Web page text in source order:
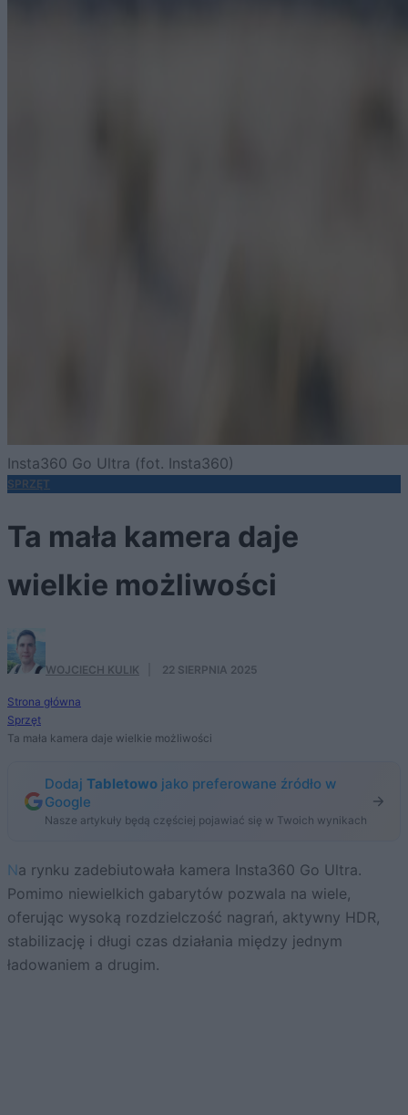
Insta360 Go Ultra (fot. Insta360)
SPRZĘT
Ta mała kamera daje
wielkie możliwości
WOJCIECH KULIK 22 SIERPNIA 2025
Strona główna
Sprzęt
Ta mała kamera daje wielkie możliwości
Dodaj Tabletowo jako preferowane źródło w
Google
Nasze artykuły będą częściej pojawiać się w Twoich wynikach
Na rynku zadebiutowała kamera Insta360 Go Ultra.
Pomimo niewielkich gabarytów pozwala na wiele,
oferując wysoką rozdzielczość nagrań, aktywny HDR,
stabilizację i długi czas działania między jednym
ładowaniem a drugim.